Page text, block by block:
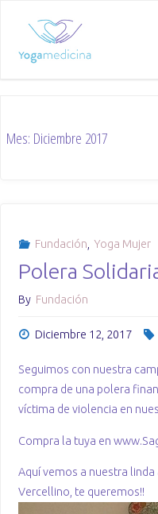
Mes: Diciembre 2017
Fundación Yoga Mujer
Polera
By Fundación
Diciembre 12, 2017
Seguimos con nuestra
compra de una polera
víctima de violencia en
Compra la tuya en
Aquí vemos a nuestra
Vercellino, te queremos!!